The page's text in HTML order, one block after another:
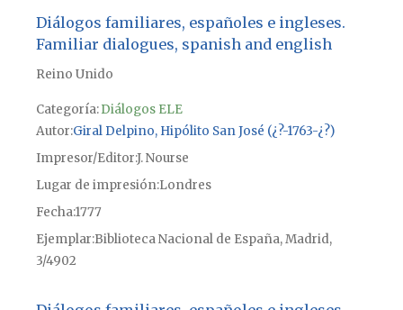
Diálogos familiares, españoles e ingleses.
Familiar dialogues, spanish and english
Reino Unido
Categoría:Diálogos ELE
Autor Giral Delpino, Hipólito San José (¿?-1763-¿?)
Impresor/EditorJ. Nourse
Lugar de impresiónLondres
Fecha1777
Ejemplar Biblioteca Nacional de España, Madrid,
3/4902